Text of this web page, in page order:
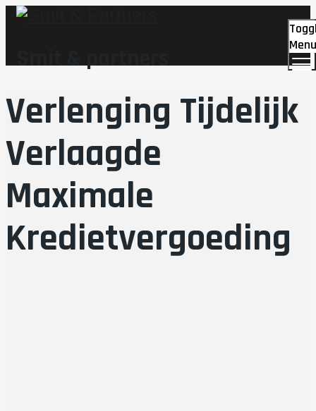
Smit & partners
Menu
Verlenging Tijdelijk
Verlaagde
Maximale
Kredietvergoeding